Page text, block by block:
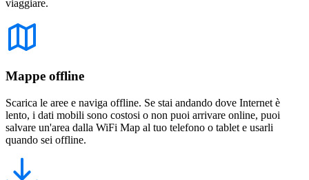
viaggiare.
Mappe offline
Scarica le aree e naviga offline. Se stai andando dove Internet è
lento, i dati mobili sono costosi o non puoi arrivare online, puoi
salvare un'area dalla WiFi Map al tuo telefono o tablet e usarli
quando sei offline.